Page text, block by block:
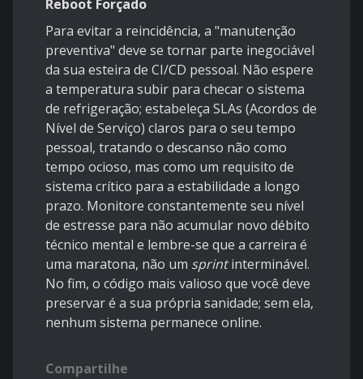
Reboot Forçado
Para evitar a reincidência, a "manutenção
preventiva" deve se tornar parte inegociável
da sua esteira de CI/CD pessoal. Não espere
a temperatura subir para checar o sistema
de refrigeração; estabeleça SLAs (Acordos de
Nível de Serviço) claros para o seu tempo
pessoal, tratando o descanso não como
tempo ocioso, mas como um requisito de
sistema crítico para a estabilidade a longo
prazo. Monitore constantemente seu nível
de estresse para não acumular novo débito
técnico mental e lembre-se que a carreira é
uma maratona, não um sprintinterminável.
No fim, o código mais valioso que você deve
preservar é a sua própria sanidade; sem ela,
nenhum sistema permanece online.
Compartilhe